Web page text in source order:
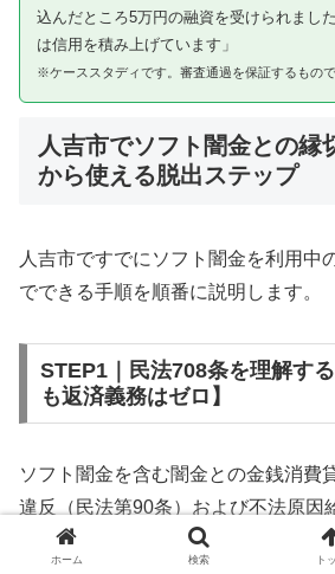
込んだところ5万円の融資を受けられまし
は信用を積み上げています」
※ケーススタディです。審査通過を保証するもの
人吉市でソフト闇金との縁
から使える脱出ステップ
人吉市ですでにソフト闇金を利用中
でできる手順を順番に説明します。
STEP1｜民法708条を理解す
も返済義務はゼロ】
ソフト闇金を含む闇金との金銭消費
違反（民法第90条）および不法原因
に該当するため、法的には無効です
ホーム 検索 ト